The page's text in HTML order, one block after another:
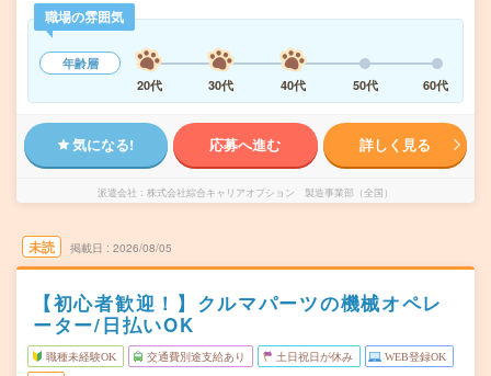
職場の雰囲気
年齢層
20代
30代 40代 50代 60代
気になる! 応募へ進む 詳しく見る
派遣会社 株式会社綜合キャリアオプション 製造事業部（全国）
未読 掲載日 2026/08/05
【初心者歓迎！】クルマパーツの機械オペレ
ーター/日払いOK
職種未経験OK 交通費別途支給あり 土日祝日が休み WEB登録OK